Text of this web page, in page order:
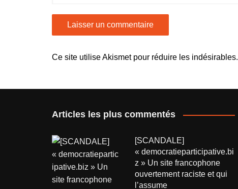
Ce site utilise Akismet pour réduire les indésirables.
Articles les plus commentés
[SCANDALE]
« democratieparticipative.bi
z » Un site francophone
ouvertement raciste et qui
l’assume